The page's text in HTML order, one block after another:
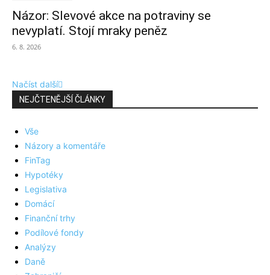
Názor: Slevové akce na potraviny se
nevyplatí. Stojí mraky peněz
6. 8. 2026
Načíst další
NEJČTENĚJŠÍ ČLÁNKY
Vše
Názory a komentáře
FinTag
Hypotéky
Legislativa
Domácí
Finanční trhy
Podílové fondy
Analýzy
Daně